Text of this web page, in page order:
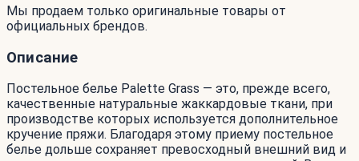
Мы продаем только оригинальные товары от
официальных брендов.
Описание
Постельное белье Palette Grass — это, прежде всего,
качественные натуральные жаккардовые ткани, при
производстве которых используется дополнительное
кручение пряжи. Благодаря этому приему постельное
белье дольше сохраняет превосходный внешний вид и